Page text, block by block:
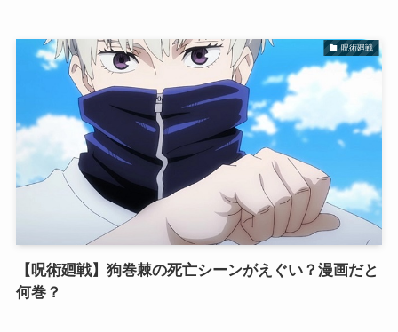
呪術廻戦
【呪術廻戦】狗巻棘の死亡シーンがえぐい？漫画だと
何巻？